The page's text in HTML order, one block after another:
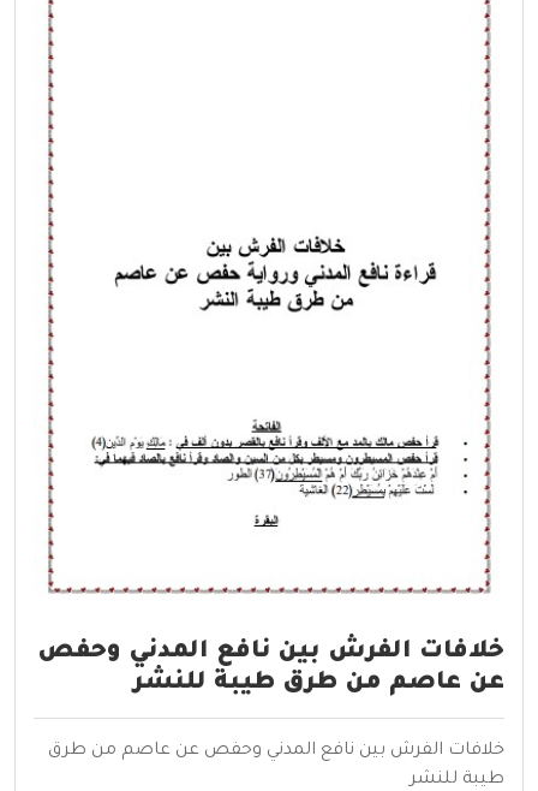
خلافات الفرش بين نافع المدني وحفص
عن عاصم من طرق طيبة للنشر
خلافات الفرش بين نافع المدني وحفص عن عاصم من طرق
طيبة للنشر